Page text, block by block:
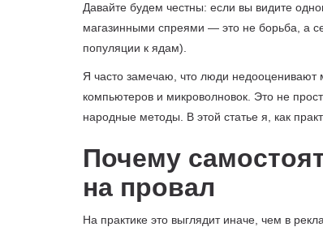
Давайте будем честны: если вы видите
магазинными спреями — это не борьба, а
популяции к ядам).
Я часто замечаю, что люди недооценивают
компьютеров и микроволновок. Это не
народные методы. В этой статье я, как
Почему
на провал
На практике это выглядит иначе, чем в